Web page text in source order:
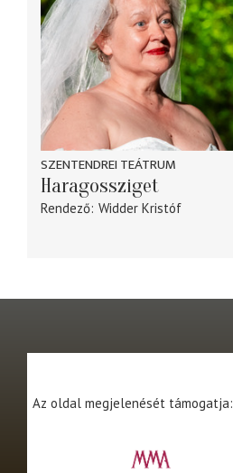
SZENTENDREI TEÁTRUM
Haragossziget
Rendező Widder Kristóf
Az oldal megjelenését támogatja: